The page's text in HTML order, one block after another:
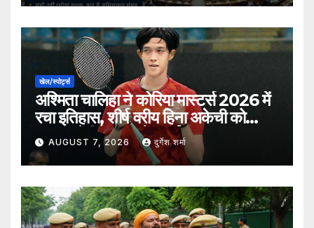
खेल/स्पोर्ट्स
अश्मिता चालिहा ने कोरिया मास्टर्स 2026 में
रचा इतिहास, शीर्ष वरीय हिना अकेची को
हराकर सेमीफाइनल में बनाई जगह
AUGUST 7, 2026 दुर्गेश शर्मा